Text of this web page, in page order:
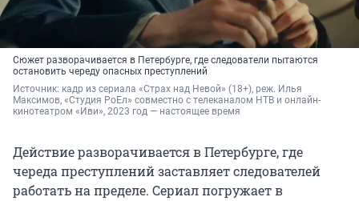
Сюжет разворачивается в Петербурге, где следователи пытаются
остановить череду опасных преступлений
Источник: кадр из сериала «Страх над Невой» (18+), реж. Илья
Максимов, «Студия РоЕл» совместно с телеканалом НТВ и онлайн-
кинотеатром «Иви», 2023 год — настоящее время
Действие разворачивается в Петербурге, где
череда преступлений заставляет следователей
работать на пределе. Сериал погружает в